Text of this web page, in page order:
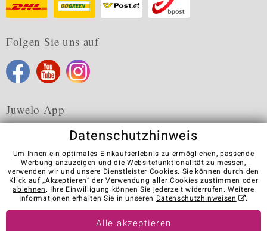
Folgen Sie uns auf
Juwelo App
Karriere AGB Datenschutz Cookies
Impressum
Kontakt
Vertrag widerrufen
Visit our stores in other countries:
Datenschutzhinweis
Um Ihnen ein optimales Einkaufserlebnis zu ermöglichen, passende
Werbung anzuzeigen und die Websitefunktionalität zu messen,
verwenden wir und unsere Dienstleister Cookies. Sie können durch den
Klick auf „Akzeptieren“ der Verwendung aller Cookies zustimmen oder
ablehnen. Ihre Einwilligung können Sie jederzeit widerrufen. Weitere
Informationen erhalten Sie in unseren Datenschutzhinweisen .
Alle akzeptieren